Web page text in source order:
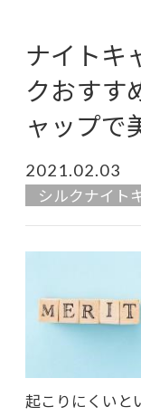
ナイトキ
クおすす
ャップで
2021.02.03
シルクナイト
起こりにくいと